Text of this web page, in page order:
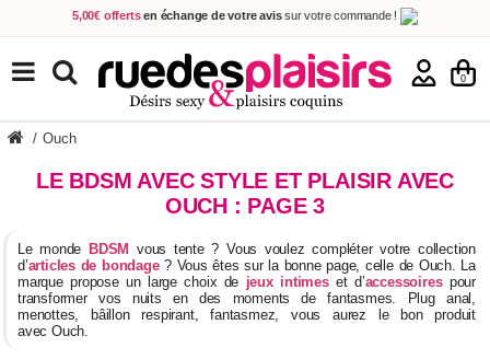
5,00€ offerts en échange de votre avissur votre commande !
Achetez aujourd'hui. Décidez quand payer !
Livraison en 48h
au prix de 2,90 € ! (Offerte dès 69,00€ d'achat)
0
TOUS NOS PRODUITS
/ Ouch
LE BDSM AVEC STYLE ET PLAISIR AVEC
OUCH : PAGE 3
Le monde BDSM vous tente ? Vous voulez compléter votre collection
d’articles de bondage? Vous êtes sur la bonne page, celle de Ouch. La
marque propose un large choix de jeux intimeset d’accessoirespour
transformer vos nuits en des moments de fantasmes. Plug anal,
menottes, bâillon respirant, fantasmez, vous aurez le bon produit
avec Ouch.